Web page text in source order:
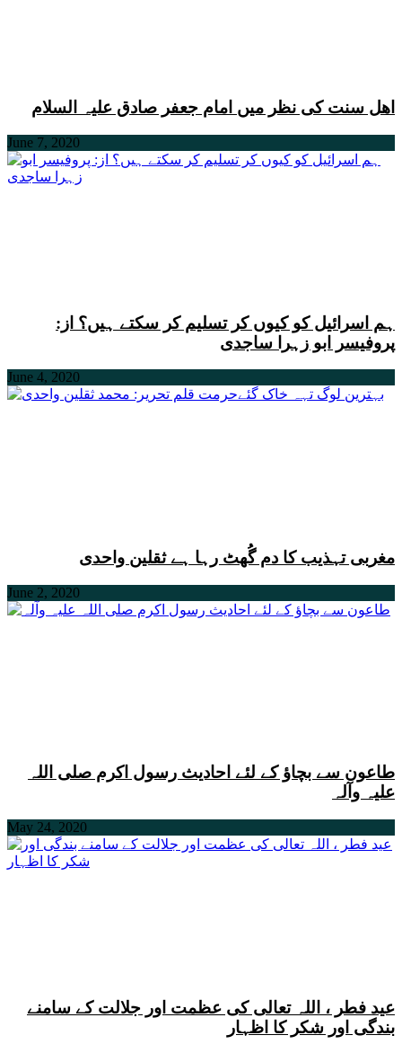
اھل سنت کی نظر میں امام جعفر صادق علیہ السلام
June 7, 2020
ہم اسرائیل کو کیوں کر تسلیم کر سکتے ہیں؟ از:
پروفیسر ابو زہرا ساجدی
June 4, 2020
مغربی تہذیب کا دم گُھٹ رہا ہے ثقلین واحدی
June 2, 2020
طاعون سے بچاؤ کے لئے احادیث رسول اکرم صلی اللہ
علیہ وآلہ
May 24, 2020
عید فطر ، اللہ تعالی کی عظمت اور جلالت کے سامنے
بندگی اور شکر کا اظہار